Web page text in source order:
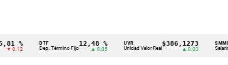
DTF
Dep. Término Fijo
12,48 %
▲ 0.05
UVR
Unidad Valor Real
$386,1273 SMMLV
Salario